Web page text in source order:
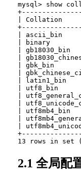
mysql> show
| Collation
| ascii_bin
| binary
|
|
| gbk_bin
|
| latin1_bin
| utf8_bin
|
|
|
|
|
2.1 全局配